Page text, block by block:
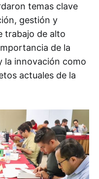
temas clave
gestión y
trabajo de alto
de la
la innovación como
actuales de la